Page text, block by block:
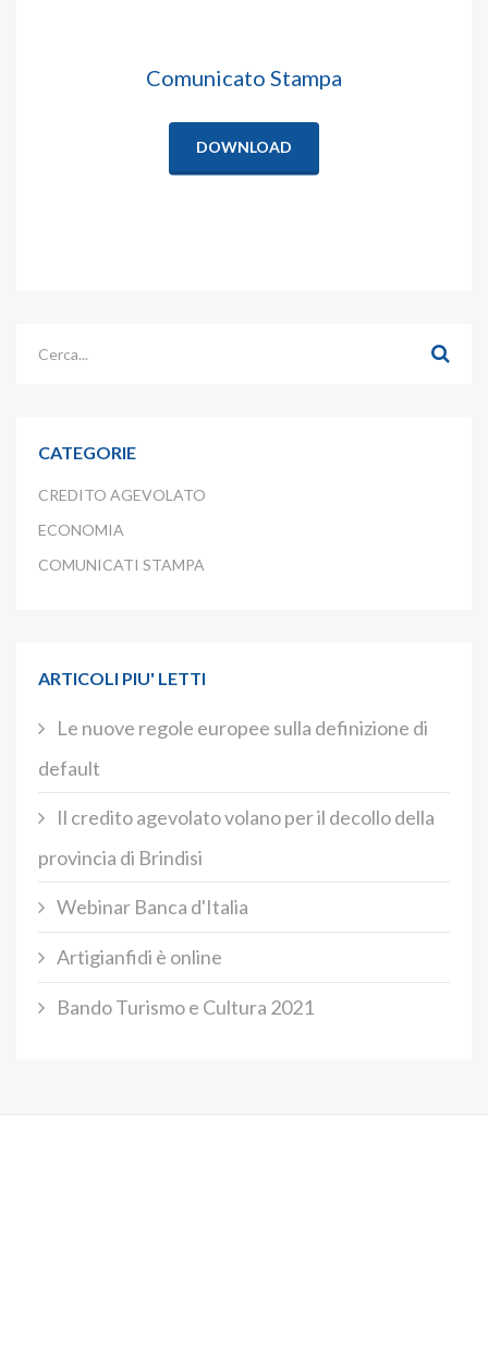
Comunicato Stampa
DOWNLOAD
CATEGORIE
CREDITO AGEVOLATO
ECONOMIA
COMUNICATI STAMPA
ARTICOLI PIU' LETTI
Le nuove regole europee sulla definizione di
default
Il credito agevolato volano per il decollo della
provincia di Brindisi
Webinar Banca d'Italia
Artigianfidi è online
Bando Turismo e Cultura 2021